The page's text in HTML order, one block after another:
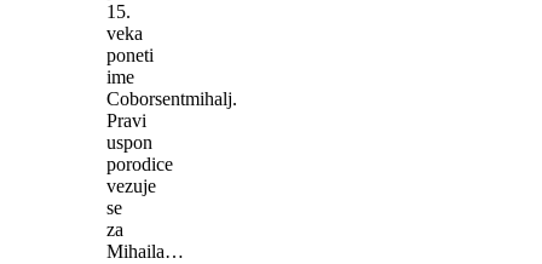
15.
veka
poneti
ime
Coborsentmihalj.
Pravi
uspon
porodice
vezuje
se
za
Mihaila…